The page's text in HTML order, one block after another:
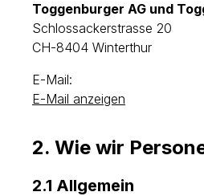
Toggenburger AG und
Schlossackerstrasse 20
CH-8404 Winterthur
E-Mail:
E-Mail anzeigen
2. Wie wir
2.1 Allgemein